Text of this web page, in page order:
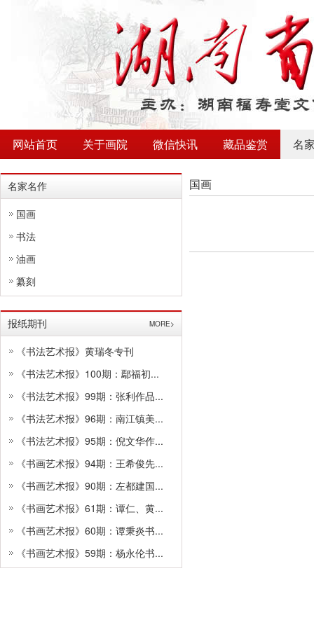
网站首页 关于画院 微信快讯 藏品鉴赏 名
名家名作
国画
书法
油画
纂刻
报纸期刊 MORE>
《书法艺术报》黄瑞冬专刊
《书法艺术报》100期：鄢福初...
《书法艺术报》99期：张利作品...
《书法艺术报》96期：南江镇美...
《书法艺术报》95期：倪文华作...
《书画艺术报》94期：王希俊先...
《书画艺术报》90期：左都建国...
《书画艺术报》61期：谭仁、黄...
《书画艺术报》60期：谭秉炎书...
《书画艺术报》59期：杨永伦书...
国画